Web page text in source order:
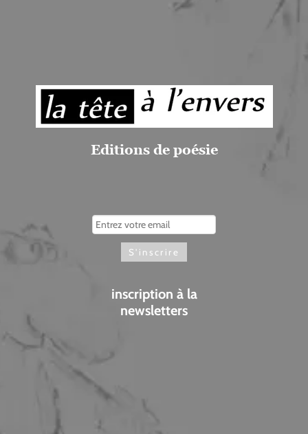
Editions de poésie
inscription à la
newsletters